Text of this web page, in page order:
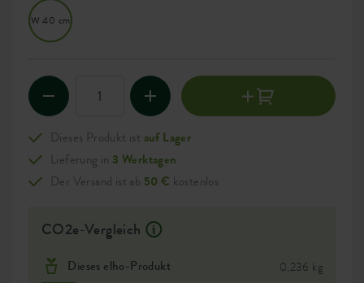
W 40 cm
Dieses Produkt ist auf Lager
Lieferung in 3 Werktagen
Der Versand ist ab 50 € kostenlos
CO2e-Vergleich
Dieses elho-Produkt 0,236 kg